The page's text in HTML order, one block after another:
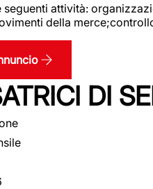
attività:
della
DI